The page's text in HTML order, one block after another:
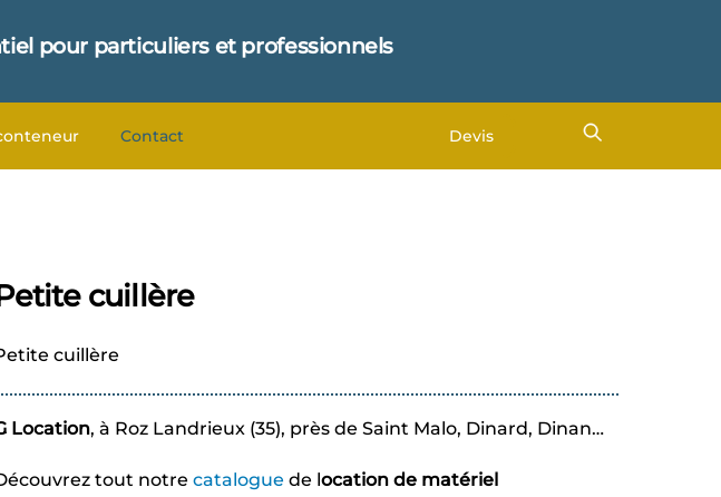
pour particuliers et professionnels
Contact Devis
cuillère
cuillère
Location, à Roz Landrieux (35), près de Saint Malo, Dinard, Dinan…
tout notre catalogue de location de matériel